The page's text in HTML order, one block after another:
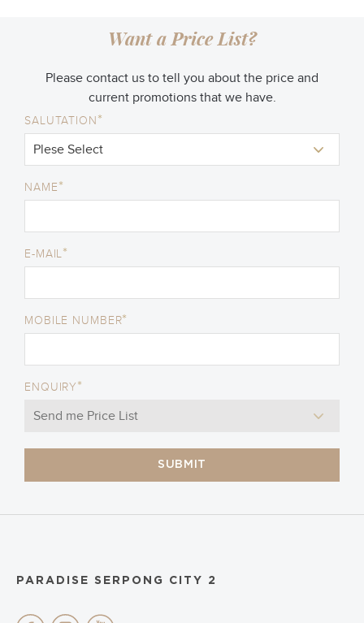
Want a Price List?
Please contact us to tell you about the price and
current promotions that we have.
SALUTATION*
NAME*
E-MAIL*
MOBILE NUMBER*
ENQUIRY*
SUBMIT
PARADISE SERPONG CITY 2